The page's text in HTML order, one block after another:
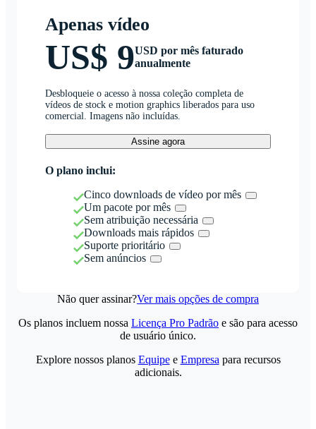
Apenas vídeo
US$ 9USD por mês faturado
anualmente
Desbloqueie o acesso à nossa coleção completa de
vídeos de stock e motion graphics liberados para uso
comercial. Imagens não incluídas.
Assine agora
O plano inclui:
Cinco downloads de vídeo por mês
Um pacote por mês
Sem atribuição necessária
Downloads mais rápidos
Suporte prioritário
Sem anúncios
Não quer assinar?Ver mais opções de compra
Os planos incluem nossa Licença Pro Padrão e são para acesso
de usuário único.
Explore nossos planos Equipee Empresa para recursos
adicionais.